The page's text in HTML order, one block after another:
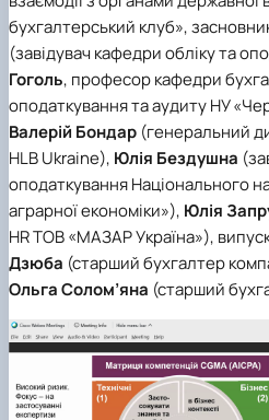
бухгалтерський клуб»,
(завідувач кафедри обліку та
Гоголь, професор кафедри
оподаткування та аудитуНУ
Валерій Бондар (генеральний
HLB Ukraine), Юлія Бездушна
оподаткуванняНаціонального
аграрної економіки»), Юлія
HR ТОВ «МАЗАР Україна»),
Дзюба (старший бухгалтер
Ольга Солом’яна (старший